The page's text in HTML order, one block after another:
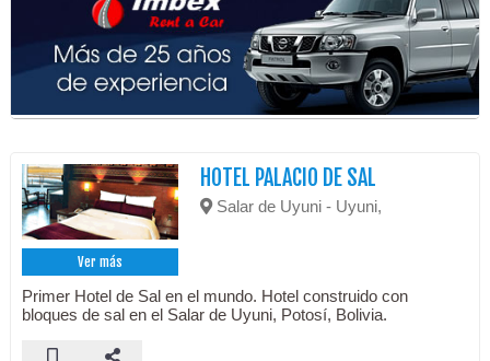
Ver más
HOTEL PALACIO DE SAL
Salar de Uyuni - Uyuni,
Primer Hotel de Sal en el mundo. Hotel construido con
bloques de sal en el Salar de Uyuni, Potosí, Bolivia.